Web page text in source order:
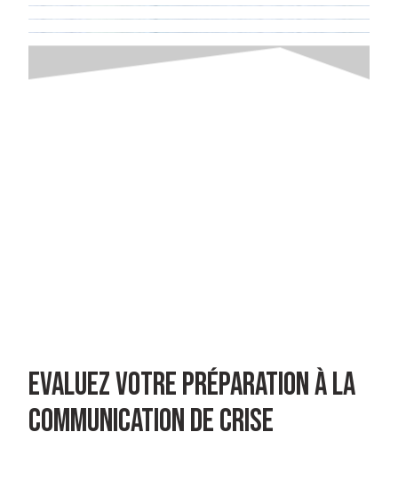
Evaluez votre préparation à la
communication de crise